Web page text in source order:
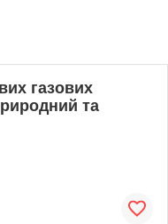
газових
та